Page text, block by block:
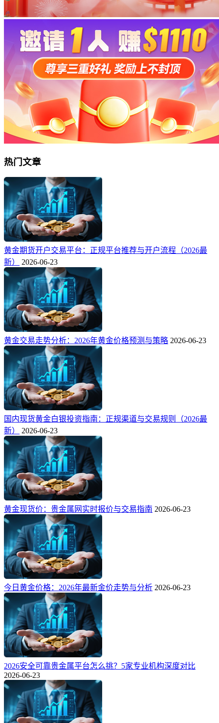
热门文章
黄金期货开户交易平台：正规平台推荐与开户流程（2026最
新）
2026-06-23
黄金交易走势分析：2026年黄金价格预测与策略 2026-06-23
国内现货黄金白银投资指南：正规渠道与交易规则（2026最
新）
2026-06-23
黄金现货价：贵金属网实时报价与交易指南 2026-06-23
今日黄金价格：2026年最新金价走势与分析 2026-06-23
2026安全可靠贵金属平台怎么挑？5家专业机构深度对比
2026-06-23